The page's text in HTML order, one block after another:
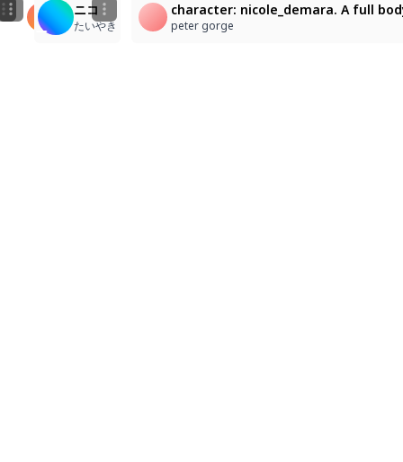
character: nicole_demara. A low-angle medium
Kim Sokchet
ニコ・デマラ
末端ゴリラ
ニコ
たいやき
character: nicole_demara. A full
peter gorge